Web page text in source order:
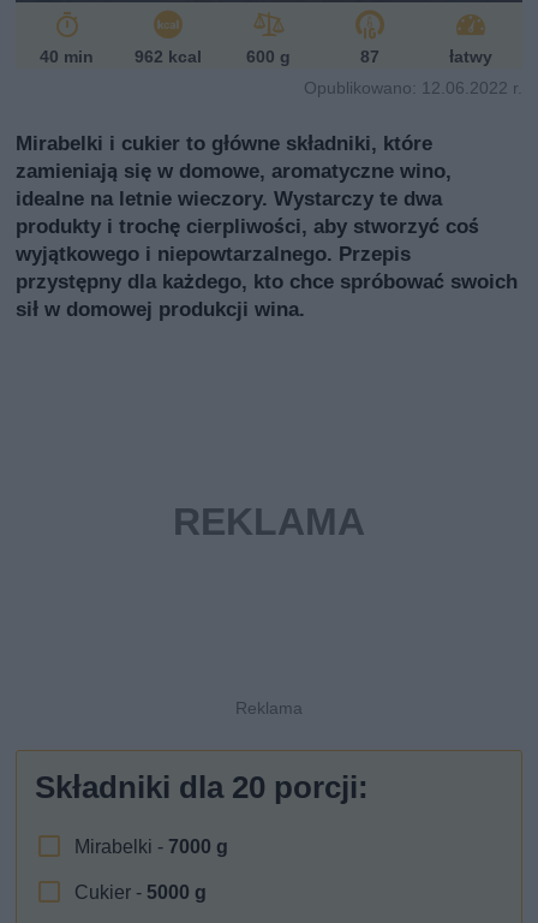
40 min 962 kcal 600 g 87
łatwy
Opublikowano: 12.06.2022 r.
Mirabelki i cukier to główne składniki, które
zamieniają się w domowe, aromatyczne wino,
idealne na letnie wieczory. Wystarczy te dwa
produkty i trochę cierpliwości, aby stworzyć coś
wyjątkowego i niepowtarzalnego. Przepis
przystępny dla każdego, kto chce spróbować swoich
sił w domowej produkcji wina.
Składniki dla 20 porcji:
Mirabelki - 7000 g
Cukier - 5000 g